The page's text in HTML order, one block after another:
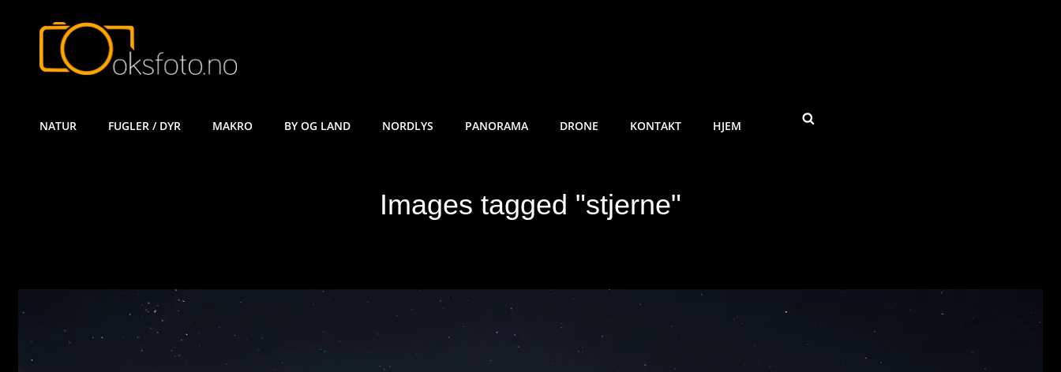
NATUR FUGLER / DYR MAKRO BY OG LAND NORDLYS PANORAMA DRONE KONTAKT HJEM
Images tagged "stjerne"